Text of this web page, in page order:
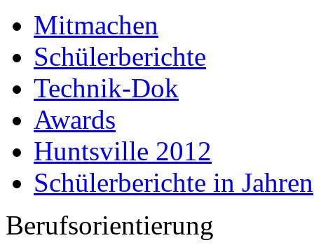
Mitmachen
Schülerberichte
Technik-Dok
Awards
Huntsville 2012
Schülerberichte in Jahren
Berufsorientierung